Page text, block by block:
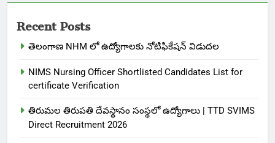
Recent Posts
తెలంగాణ NHM లో ఉద్యోగాలకు నోటిఫికేషన్ విడుదల
NIMS Nursing Officer Shortlisted Candidates List for
certificate Verification
తిరుమల తిరుపతి దేవస్థానం సంస్థలో ఉద్యోగాలు | TTD SVIMS
Direct Recruitment 2026